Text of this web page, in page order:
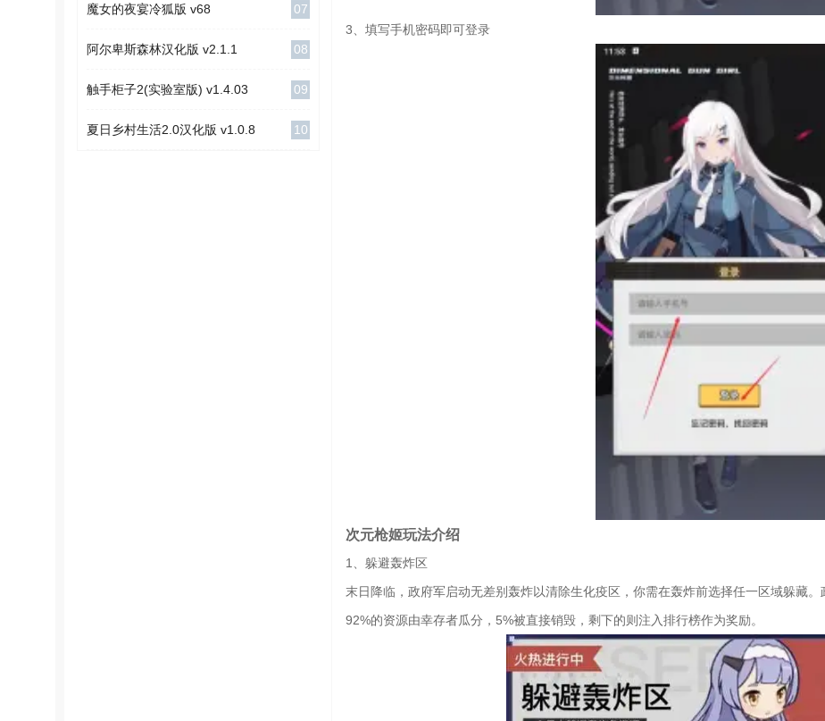
魔女的夜宴冷狐版 v68 07
阿尔卑斯森林汉化版 v2.1.1 08
触手柜子2(实验室版) v1.4.03 09
夏日乡村生活2.0汉化版 v1.0.8 10
3、填写手机密码即可登录
次元枪姬玩法介绍
1、躲避轰炸区
末日降临，政府军启动无差别轰炸以清除生化疫区，你需在轰炸前选择任一区域躲藏
92%的资源由幸存者瓜分，5%被直接销毁，剩下的则注入排行榜作为奖励。